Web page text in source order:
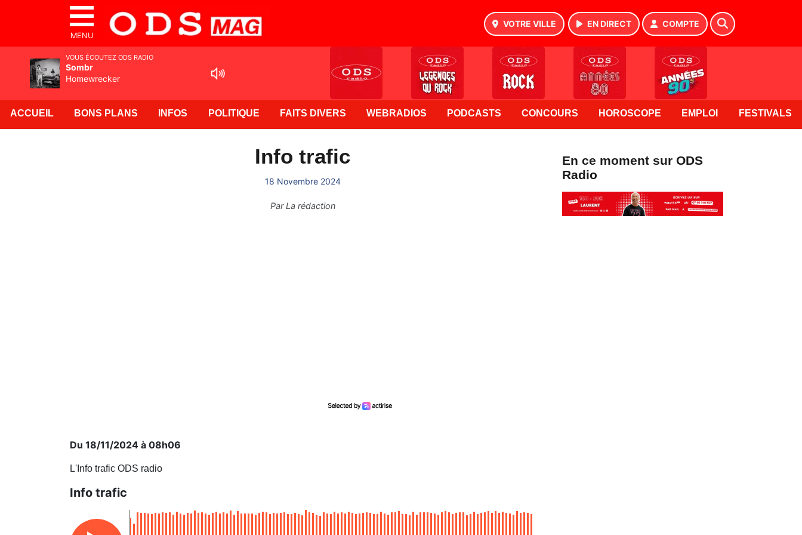
MENU
VOTRE VILLE EN DIRECT COMPTE
ACCUEIL BONS PLANS INFOS POLITIQUE FAITS DIVERS WEBRADIOS PODCASTS CONCOURS HOROSCOPE EMPLOI FESTIVALS
Info trafic
18 Novembre 2024
ParLa rédaction
Du 18/11/2024 à 08h06
L'Info trafic ODS radio
Info trafic
En ce moment sur ODS
Radio
VOUS ÉCOUTEZ ODS RADIO
Sombr
Homewrecker